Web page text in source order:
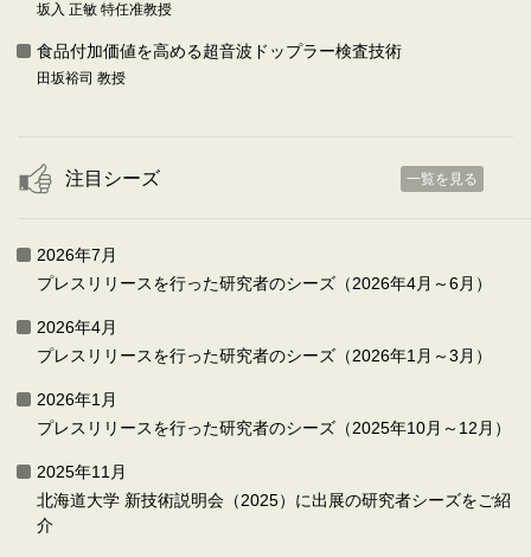
坂入 正敏 特任准教授
食品付加価値を高める超音波ドップラー検査技術
田坂裕司 教授
注目シーズ 一覧を見る
2026年7月
プレスリリースを行った研究者のシーズ（2026年4月～6月）
2026年4月
プレスリリースを行った研究者のシーズ（2026年1月～3月）
2026年1月
プレスリリースを行った研究者のシーズ（2025年10月～12月）
2025年11月
北海道大学 新技術説明会（2025）に出展の研究者シーズをご紹
介